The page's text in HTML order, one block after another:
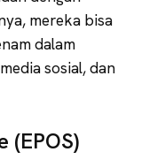
mereka bisa
dalam
sosial, dan